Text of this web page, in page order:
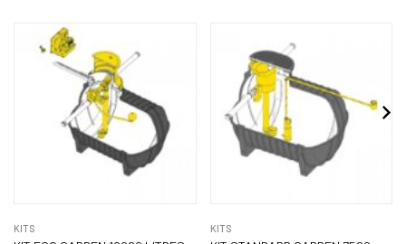
KITS KITS